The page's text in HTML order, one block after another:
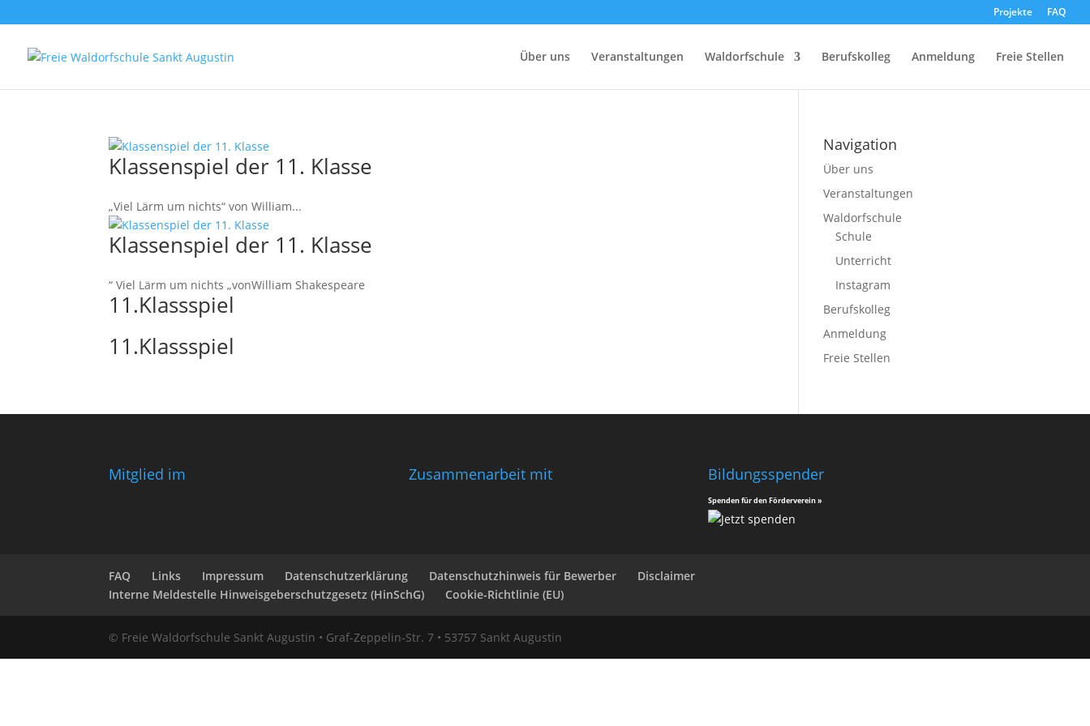
Projekte FAQ
Über uns Veranstaltungen Waldorfschule Berufskolleg Anmeldung Freie Stellen
Klassenspiel der 11. Klasse
„Viel Lärm um nichts“ von William...
Klassenspiel der 11. Klasse
“ Viel Lärm um nichts „vonWilliam Shakespeare
11.Klassspiel
11.Klassspiel
Navigation
Über uns
Veranstaltungen
Waldorfschule
Schule
Unterricht
Instagram
Berufskolleg
Anmeldung
Freie Stellen
Mitglied im Zusammenarbeit mit Bildungsspender
Spenden für den Förderverein »
FAQ Links Impressum Datenschutzerklärung Datenschutzhinweis für Bewerber
Disclaimer
Interne Meldestelle Hinweisgeberschutzgesetz (HinSchG)
Cookie-Richtlinie (EU)
© Freie Waldorfschule Sankt Augustin • Graf-Zeppelin-Str. 7 • 53757 Sankt Augustin